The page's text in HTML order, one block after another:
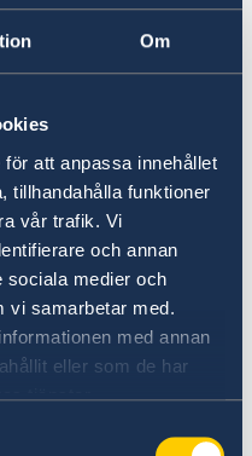
Om
att anpassa innehållet
tillhandahålla funktioner
vår trafik. Vi
och annan
sociala medier och
vi samarbetar med.
med annan
eller som de har
tjänster.
att en eventuell
problem.
(som inte
inga specifika
privat bruk.
att:
originalförpackning